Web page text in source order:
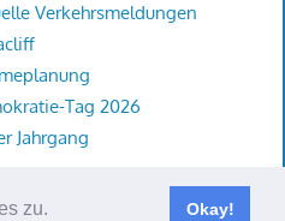
zu. Okay!
Verkehrsmeldungen
Tag 2026
Jahrgang